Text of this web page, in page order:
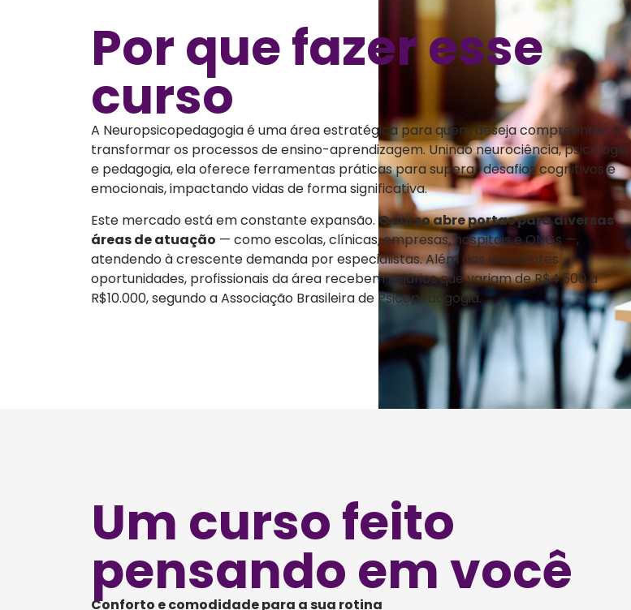
Gerontologia Aplicada à Neuropsicopedagogia – 20h
Estágio Supervisionado em Neuropsicopedagogia Institucional – 40h
Estágio Supervisionado em Neuropsicopedagogia Clínica :Avaliação
Diagnóstica e Intervenção Neuropsicopedagógica ) – 150h
Orientação/Seminário Conclusão de Curso – 20
Por que fazer esse
curso
A Neuropsicopedagogia é uma área estratégica para quem deseja compreender e
transformar os processos de ensino-aprendizagem. Unindo neurociência, psicologia
e pedagogia, ela oferece ferramentas práticas para superar desafios cognitivos e
emocionais, impactando vidas de forma significativa.
Este mercado está em constante expansão. O curso abre portas para diversas
áreas de atuação — como escolas, clínicas, empresas, hospitais e ONGs —,
atendendo à crescente demanda por especialistas. Além das excelentes
oportunidades, profissionais da área recebem salários que variam de R$4.500 a
R$10.000, segundo a Associação Brasileira de Psicopedagogia.
Um curso feito
pensando em você
Conforto e comodidade para a sua rotina